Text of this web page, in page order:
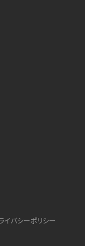
イバシーポリシー